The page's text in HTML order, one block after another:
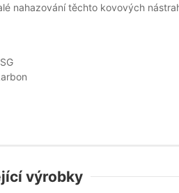
nahazování těchto kovových
výrobky